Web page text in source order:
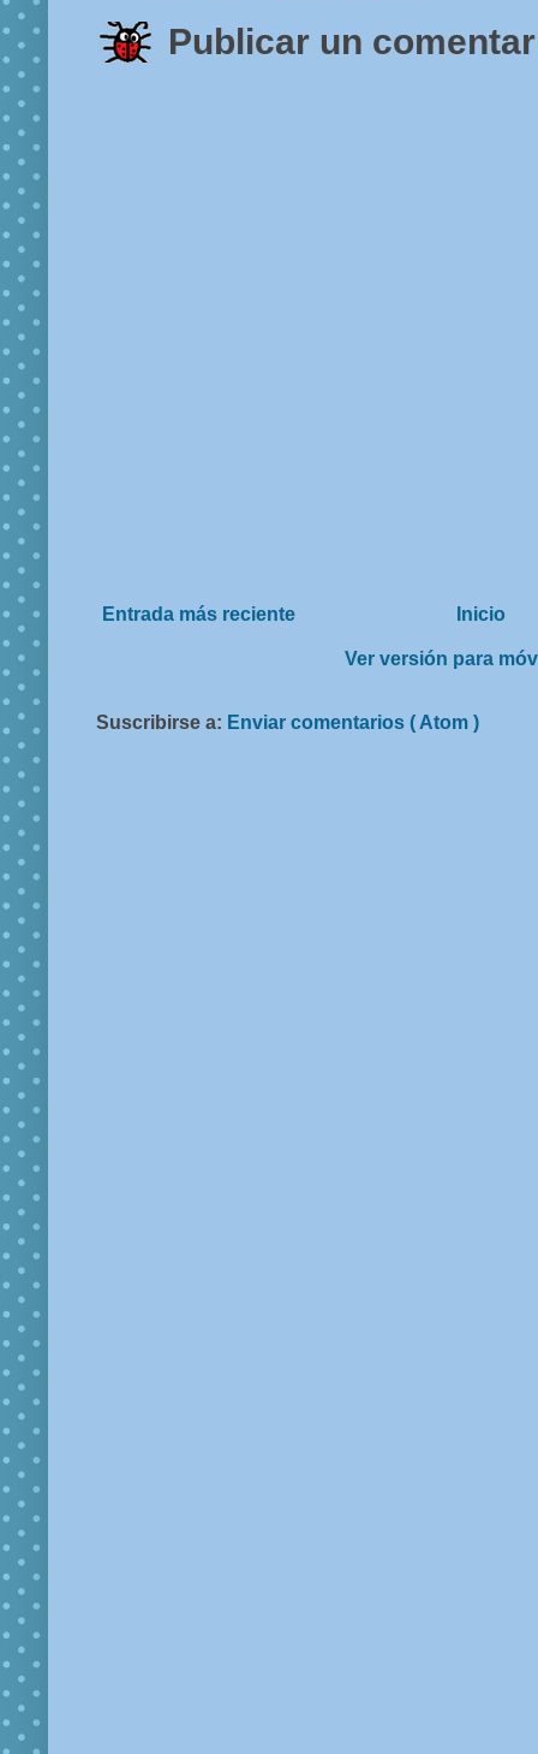
Publicar un
Entrada más reciente Inicio
Ver versión para
Suscribirse a: Enviar comentarios ( Atom )